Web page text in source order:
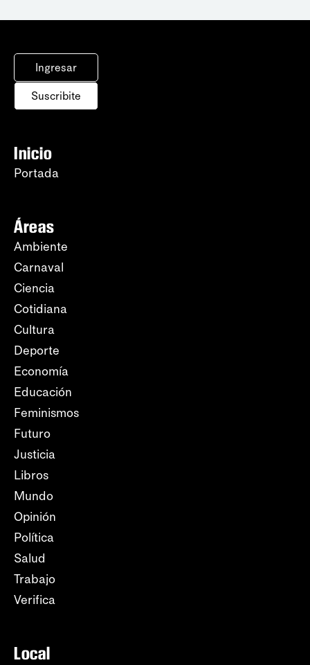
Ingresar
Suscribite
Inicio
Portada
Áreas
Ambiente
Carnaval
Ciencia
Cotidiana
Cultura
Deporte
Economía
Educación
Feminismos
Futuro
Justicia
Libros
Mundo
Opinión
Política
Salud
Trabajo
Verifica
Local